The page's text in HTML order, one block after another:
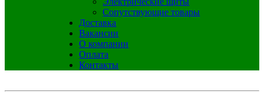
Сопутствующие товары
Доставка
Вакансии
О компании
Оплата
Контакты